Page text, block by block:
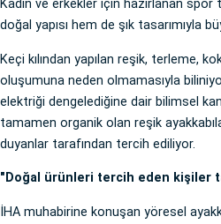
Kadın ve erkekler için hazırlanan spor
doğal yapısı hem de şık tasarımıyla
Keçi kılından yapılan reşik, terleme,
oluşumuna neden olmamasıyla
elektriği dengelediğine dair bilimsel
tamamen organik olan reşik
duyanlar tarafından tercih ediliyor.
"Doğal ürünleri tercih eden kişiler
İHA muhabirine konuşan yöresel